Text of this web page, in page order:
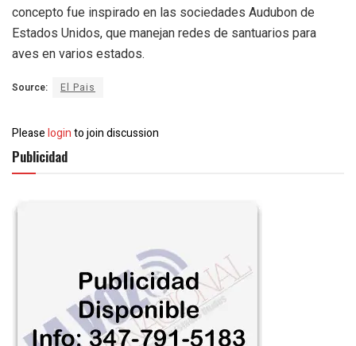
concepto fue inspirado en las sociedades Audubon de
Estados Unidos, que manejan redes de santuarios para
aves en varios estados.
Source: El Pais
Pleaseloginto join discussion
Publicidad